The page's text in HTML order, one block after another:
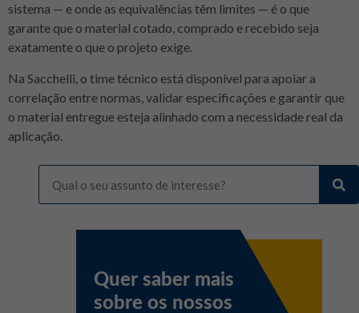
sistema — e onde as equivalências têm limites — é o que
garante que o material cotado, comprado e recebido seja
exatamente o que o projeto exige.
Na Sacchelli, o time técnico está disponível para apoiar a
correlação entre normas, validar especificações e garantir que
o material entregue esteja alinhado com a necessidade real da
aplicação.